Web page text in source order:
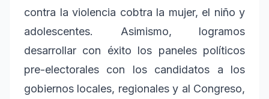
contra la violencia cobtra la mujer, el niño y
adolescentes. Asimismo, logramos
desarrollar con éxito los paneles políticos
pre-electorales con los candidatos a los
gobiernos locales, regionales y al Congreso,